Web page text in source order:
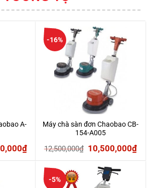
A-
₫Giá
hiện
-16%
Máy chà sàn đơn Chaobao CB-
154-A005
12,500,000₫ Giá
gốc
10,500,000₫
-5%